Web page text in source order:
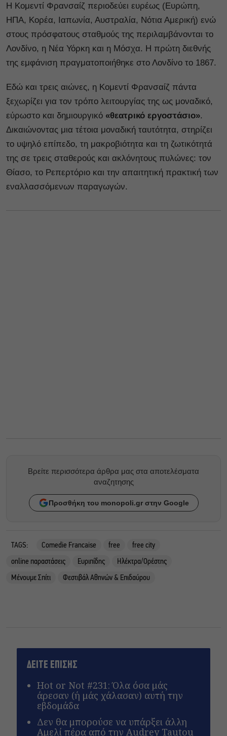
Η Κομεντί Φρανσαίζ περιοδεύει ευρέως (Ευρώπη,
ΗΠΑ, Κορέα, Ιαπωνία, Αυστραλία, Νότια Αμερική) ενώ
στους πρόσφατους σταθμούς της περιλαμβάνονται το
Λονδίνο, η Νέα Υόρκη και η Μόσχα. Η πρώτη διεθνής
της εμφάνιση πραγματοποιήθηκε στο Λονδίνο το 1867.
Εδώ και τρεις αιώνες, η Κομεντί Φρανσαίζ πάντα
ξεχωρίζει για τον τρόπο λειτουργίας της ως μοναδικό,
εύρωστο και δημιουργικό «θεατρικό εργοστάσιο».
Δικαιώνοντας μια τέτοια μοναδική ταυτότητα, στηρίζει
το υψηλό επίπεδο, τη μακροβιότητα και τη ζωτικότητά
της σε τρεις σταθερούς και ακλόνητους πυλώνες: τον
Θίασο, το Ρεπερτόριο και την απαιτητική πρακτική των
εναλλασσόμενων παραγωγών.
Βρείτε περισσότερα άρθρα μας στα αποτελέσματα
αναζητησης
Προσθήκη του monopoli.gr στην Google
TAGS: Comedie Francaise free
free city
online παραστάσεις
Ευριπίδης
Ηλέκτρα/Ορέστης
Μένουμε Σπίτι
Φεστιβάλ Αθηνών & Επιδαύρου
ΔΕΙΤΕ ΕΠΙΣΗΣ
Hot or Not #231: Όλα όσα μάς
άρεσαν (ή μάς χάλασαν) αυτή την
εβδομάδα
Δεν θα μπορούσε να υπάρξει άλλη
Αμελί πέρα από την Audrey Tautou